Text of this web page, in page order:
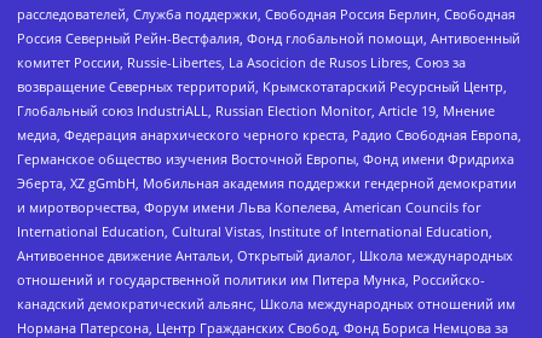
расследователей, Служба поддержки, Свободная Россия Берлин, Свободная
Россия Северный Рейн-Вестфалия, Фонд глобальной помощи, Антивоенный
комитет России, Russie-Libertes, La Asocicion de Rusos Libres, Союз за
возвращение Северных территорий, Крымскотатарский Ресурсный Центр,
Глобальный союз IndustriALL, Russian Election Monitor, Article 19, Мнение
медиа, Федерация анархического черного креста, Радио Свободная Европа,
Германское общество изучения Восточной Европы, Фонд имени Фридриха
Эберта, XZ gGmbH, Мобильная академия поддержки гендерной демократии
и миротворчества, Форум имени Льва Копелева, American Councils for
International Education, Cultural Vistas, Institute of International Education,
Антивоенное движение Антальи, Открытый диалог, Школа международных
отношений и государственной политики им Питера Мунка, Российско-
канадский демократический альянс, Школа международных отношений им
Нормана Патерсона, Центр Гражданских Свобод, Фонд Бориса Немцова за